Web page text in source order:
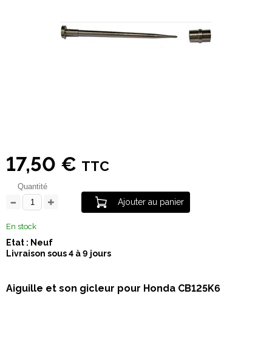
17,50 € TTC
Quantité
Ajouter au panier
En stock
Etat : Neuf
Livraison sous 4 à 9 jours
Aiguille et son gicleur pour Honda CB125K6